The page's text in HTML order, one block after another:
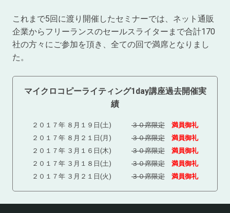
これまで5回に渡り開催したセミナーでは、ネット通販
企業からフリーランスのセールスライターまで合計170
社の方々にご参加を頂き、全ての回で満席となりまし
た。
マイクロコピーライティング1day講座過去開催実
績
２０１７年 ８月１９日(土) ３０席限定
満員御礼
２０１７年 ８月２１日(月) ３０席限定
満員御礼
２０１７年 ３月１６日(木) ３０席限定
満員御礼
２０１７年 ３月１８日(土) ３０席限定
満員御礼
２０１７年 ３月２１日(火) ３０席限定 満員御礼